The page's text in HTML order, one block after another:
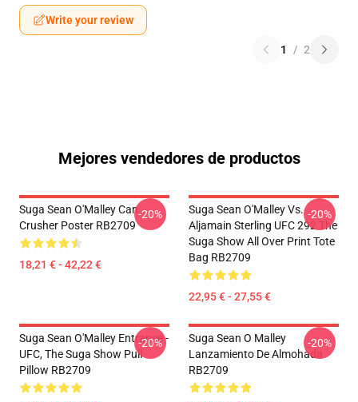
Write your review
1 / 2
Mejores vendedores de productos
Suga Sean O'Malley Can
Crusher Poster RB2709
18,21 € - 42,22 €
-20%
Suga Sean O'Malley Vs.
Aljamain Sterling UFC 292 The
Suga Show All Over Print Tote
Bag RB2709
22,95 € - 27,55 €
-20%
Suga Sean O'Malley Entrance -
UFC, The Suga Show Pull
Pillow RB2709
-20%
Suga Sean O Malley
Lanzamiento De Almohada
RB2709
-20%